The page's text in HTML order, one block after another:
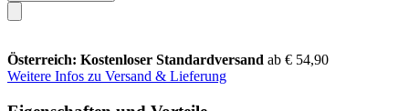
Österreich: Kostenloser Standardversand ab € 54,90
Weitere Infos zu Versand & Lieferung